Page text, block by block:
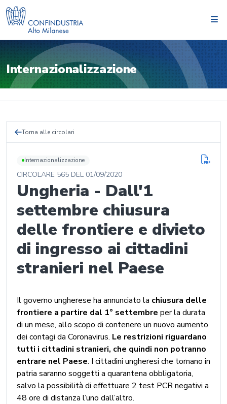
Internazionalizzazione
Torna alle circolari
Internazionalizzazione
CIRCOLARE 565 DEL 01/09/2020
Ungheria - Dall'1
settembre chiusura
delle frontiere e divieto
di ingresso ai cittadini
stranieri nel Paese
Il governo ungherese ha annunciato la chiusura delle
frontiere a partire dal 1° settembre per la durata
di un mese, allo scopo di contenere un nuovo aumento
dei contagi da Coronavirus. Le restrizioni riguardano
tutti i cittadini stranieri, che quindi non potranno
entrare nel Paese. I cittadini ungheresi che tornano in
patria saranno soggetti a quarantena obbligatoria,
salvo la possibilità di effettuare 2 test PCR negativi a
48 ore di distanza l’uno dall’altro.